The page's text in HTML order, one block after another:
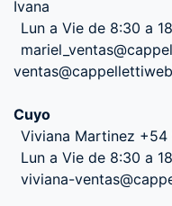
Ivana
Lun a Vie de 8:30 a
Cuyo
Viviana Martinez
Lun a Vie de 8:30 a
viviana-